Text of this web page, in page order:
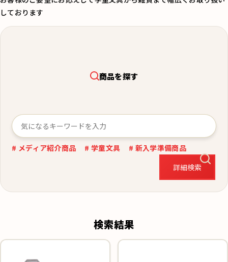
しております
商品を探す
詳細検索
# メディア紹介商品 # 学童文具 # 新入学準備商品
検索結果